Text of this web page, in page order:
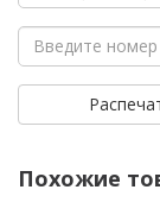
Похожие